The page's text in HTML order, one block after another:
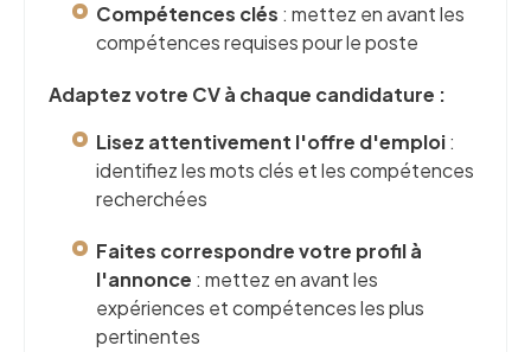
Compétences clés : mettez en avant les
compétences requises pour le poste
Adaptez votre CV à chaque candidature :
Lisez attentivement l'offre d'emploi:
identifiez les mots clés et les compétences
recherchées
Faites correspondre votre profil à
l'annonce : mettez en avant les
expériences et compétences les plus
pertinentes